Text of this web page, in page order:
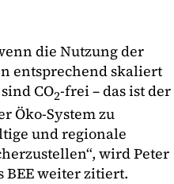
die Nutzung der
entsprechend skaliert
CO2-frei – das ist der
Öko-System zu
und regionale
wird Peter
BEE weiter zitiert.